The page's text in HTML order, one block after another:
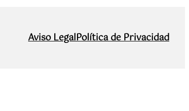
Aviso LegalPolítica de Privacidad